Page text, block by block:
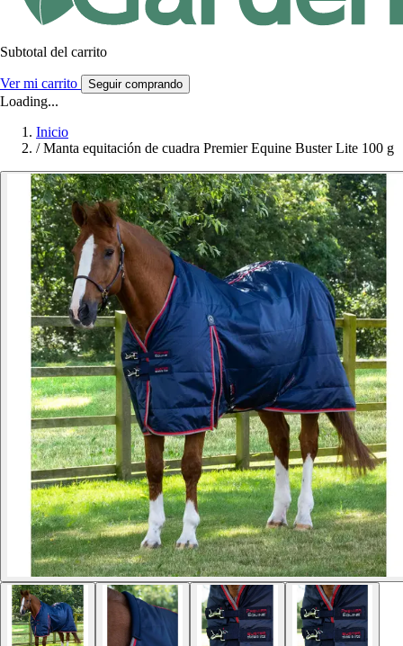
Subtotal del carrito
Ver mi carrito Seguir comprando
Loading...
Inicio
/ Manta equitación de cuadra Premier Equine Buster Lite 100 g